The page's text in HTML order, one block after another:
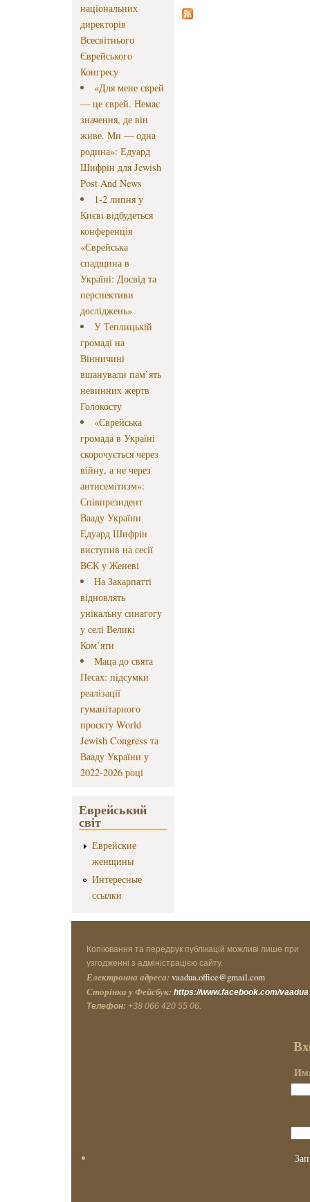
національних
директорів
Всесвітнього
Єврейського
Конгресу
«Для мене єврей
— це єврей. Немає
значення, де він
живе. Ми — одна
родина»: Едуард
Шифрін для Jewish
Post And News
1-2 липня у
Києві відбудеться
конференція
«Єврейська
спадщина в
Україні: Досвід та
перспективи
досліджень»
У Теплицькій
громаді на
Вінничині
вшанували пам’ять
невинних жертв
Голокосту
«Єврейська
громада в Україні
скорочується через
війну, а не через
антисемітизм»:
Співпрезидент
Вааду України
Едуард Шифрін
виступив на сесії
ВЄК у Женеві
На Закарпатті
відновлять
унікальну синагогу
у селі Великі
Ком’яти
Маца до свята
Песах: підсумки
реалізації
гуманітарного
проєкту World
Jewish Congress та
Вааду України у
2022-2026 році
Еврейський
світ
Еврейские
женщины
Интересные
ссылки
Копіювання та передрук публікацій можливі лише при
узгодженні з адміністрацією сайту.
Електронна адреса: vaadua.office@gmail.com
Сторінка у Фейсбук: https://www.facebook.com/vaadua
Телефон: +38 066 420 55 06.